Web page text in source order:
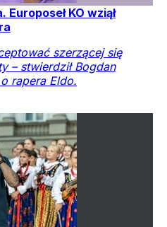
KO wziął
szerzącej się
– stwierdził Bogdan
rapera Eldo.